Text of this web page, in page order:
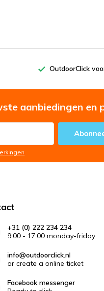
OutdoorClick
aanbiedingen en
+31 (0) 222 234 234
9:00 - 17:00 monday-friday
info@outdoorclick.nl
or create a online ticket
Facebook messenger